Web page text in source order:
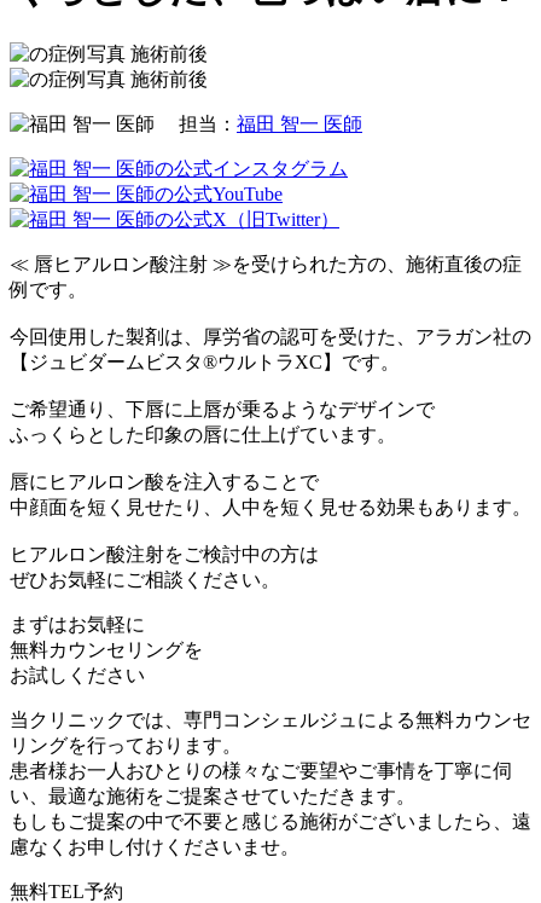
担当： 福田 智一 医師
≪ 唇ヒアルロン酸注射 ≫を受けられた方の、施術直後の症
例です。
今回使用した製剤は、厚労省の認可を受けた、アラガン社の
【ジュビダームビスタ®ウルトラXC】です。
ご希望通り、下唇に上唇が乗るようなデザインで
ふっくらとした印象の唇に仕上げています。
唇にヒアルロン酸を注入することで
中顔面を短く見せたり、人中を短く見せる効果もあります。
ヒアルロン酸注射をご検討中の方は
ぜひお気軽にご相談ください。
まずはお気軽に
無料カウンセリングを
お試しください
当クリニックでは、専門コンシェルジュによる無料カウンセ
リングを行っております。
患者様お一人おひとりの様々なご要望やご事情を丁寧に伺
い、最適な施術をご提案させていただきます。
もしもご提案の中で不要と感じる施術がございましたら、遠
慮なくお申し付けくださいませ。
無料TEL予約